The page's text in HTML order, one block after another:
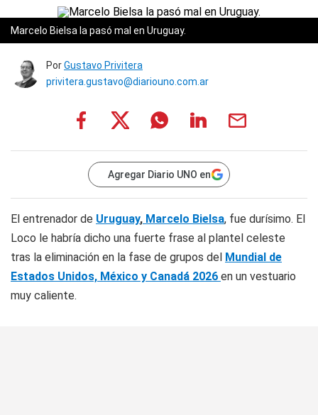
Marcelo Bielsa la pasó mal en Uruguay.
PorGustavo Privitera
privitera.gustavo@diariouno.com.ar
Agregar Diario UNO en
El entrenador de Uruguay, Marcelo Bielsa, fue durísimo. El
Loco le habría dicho una fuerte frase al plantel celeste
tras la eliminación en la fase de grupos del Mundial de
Estados Unidos, México y Canadá 2026 en un vestuario
muy caliente.